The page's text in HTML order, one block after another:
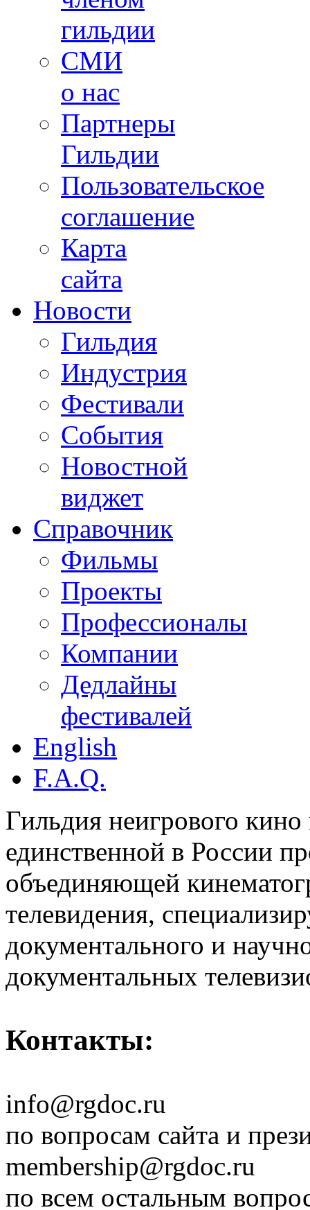
гильдии
СМИ
о нас
Партнеры
Гильдии
Пользовательское
соглашение
Карта
сайта
Новости
Гильдия
Индустрия
Фестивали
События
Новостной
виджет
Справочник
Фильмы
Проекты
Профессионалы
Компании
Дедлайны
фестивалей
English
F.A.Q.
Гильдия неигрового кино
единственной в России
объединяющей
телевидения,
документального и
документальных
Контакты:
info@rgdoc.ru
по вопросам сайта и
membership@rgdoc.ru
по всем остальным